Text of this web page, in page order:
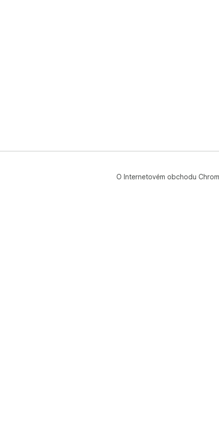
O Internetovém obchodu